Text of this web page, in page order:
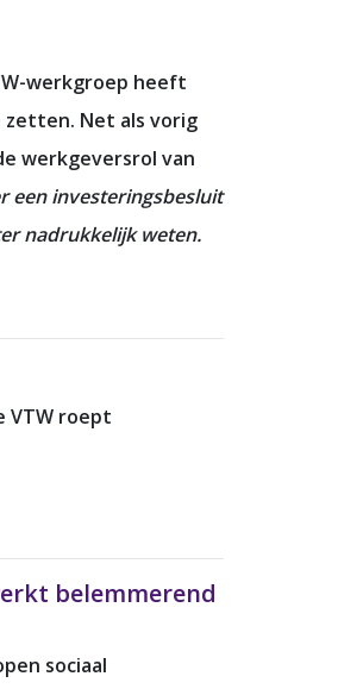
werkgroep heeft
zetten. Net als vorig
werkgeversrol van
een investeringsbesluit
nadrukkelijk weten.
VTW roept
belemmerend
sociaal